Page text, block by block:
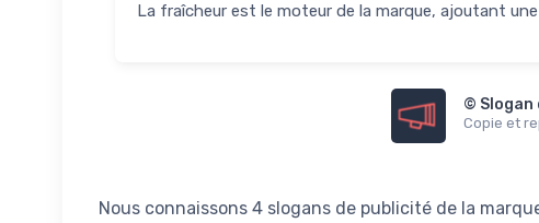
La fraîcheur est le moteur de la marque, ajoutant
© Slogan
Copie et
Nous connaissons 4 slogans de publicité de la